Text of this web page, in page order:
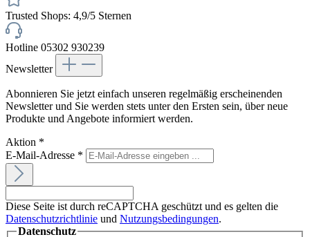
Trusted Shops: 4,9/5 Sternen
Hotline 05302 930239
Newsletter
Abonnieren Sie jetzt einfach unseren regelmäßig erscheinenden
Newsletter und Sie werden stets unter den Ersten sein, über neue
Produkte und Angebote informiert werden.
Aktion *
E-Mail-Adresse *
Diese Seite ist durch reCAPTCHA geschützt und es gelten die
Datenschutzrichtlinie und Nutzungsbedingungen.
Datenschutz